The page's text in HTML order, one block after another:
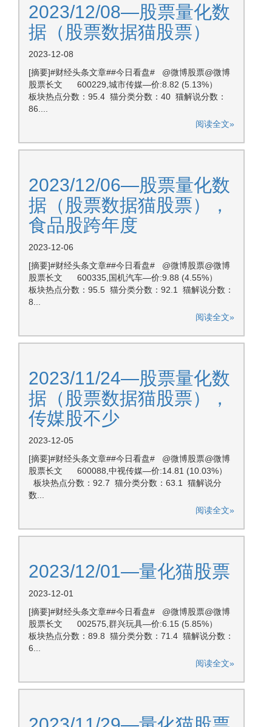
2023/12/08—股票量化数
据（股票数据猫股票）
2023-12-08
[摘要]#财经头条文章##今日看盘# @微博股票@微博
股票长文 600229,城市传媒—价:8.82 (5.13%）
板块热点分数：95.4 猫分类分数：40 猫解说分数：
86....
阅读全文»
2023/12/06—股票量化数
据（股票数据猫股票），
食品股跨年度
2023-12-06
[摘要]#财经头条文章##今日看盘# @微博股票@微博
股票长文 600335,国机汽车—价:9.88 (4.55%）
板块热点分数：95.5 猫分类分数：92.1 猫解说分数：
8...
阅读全文»
2023/11/24—股票量化数
据（股票数据猫股票），
传媒股不少
2023-12-05
[摘要]#财经头条文章##今日看盘# @微博股票@微博
股票长文 600088,中视传媒—价:14.81 (10.03%）
板块热点分数：92.7 猫分类分数：63.1 猫解说分
数...
阅读全文»
2023/12/01—量化猫股票
2023-12-01
[摘要]#财经头条文章##今日看盘# @微博股票@微博
股票长文 002575,群兴玩具—价:6.15 (5.85%）
板块热点分数：89.8 猫分类分数：71.4 猫解说分数：
6...
阅读全文»